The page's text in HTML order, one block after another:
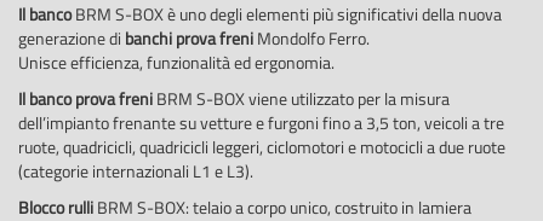
Il bancoBRM S-BOX è uno degli elementi più significativi della nuova
generazione di banchi prova freniMondolfo Ferro.
Unisce efficienza, funzionalità ed ergonomia.
Il bancoprova freniBRM S-BOX viene utilizzato per la misura
dell’impianto frenante su vetture e furgoni fino a 3,5 ton, veicoli a tre
ruote, quadricicli, quadricicli leggeri, ciclomotori e motocicli a due ruote
(categorie internazionali L1 e L3).
Blocco rulliBRM S-BOX: telaio a corpo unico, costruito in lamiera